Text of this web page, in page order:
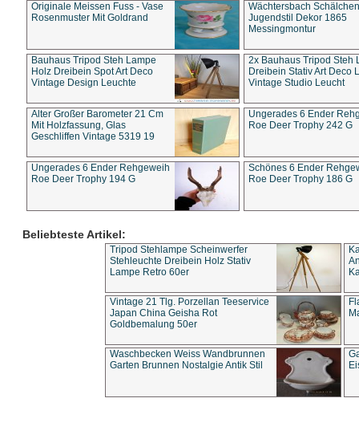
Originale Meissen Fuss - Vase
Rosenmuster Mit Goldrand
Wächtersbach Schälchen
Jugendstil Dekor 1865
Messingmontur
Bauhaus Tripod Steh Lampe
Holz Dreibein Spot Art Deco
Vintage Design Leuchte
2x Bauhaus Tripod Steh
Dreibein Stativ Art Deco
Vintage Studio Leucht
Alter Großer Barometer 21 Cm
Mit Holzfassung, Glas
Geschliffen Vintage 5319 19
Ungerades 6 Ender
Roe Deer Trophy 242 G
Ungerades 6 Ender Rehgeweih
Roe Deer Trophy 194 G
Schönes 6 Ender
Roe Deer Trophy 186 G
Beliebteste Artikel:
Tripod Stehlampe Scheinwerfer
Stehleuchte Dreibein Holz Stativ
Lampe Retro 60er
Vintage 21 Tlg. Porzellan Teeservice
Japan China Geisha Rot
Goldbemalung 50er
Waschbecken Weiss Wandbrunnen
Garten Brunnen Nostalgie Antik Stil